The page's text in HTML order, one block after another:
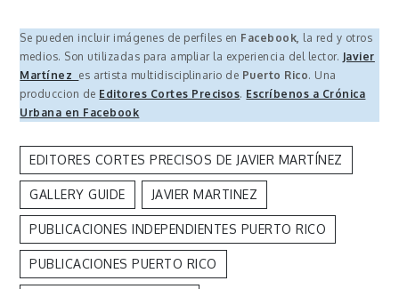
Se pueden incluir imágenes de perfiles en Facebook,
la red y otros
medios. Son utilizadas para ampliar la experiencia del lector. Javier
Martínez es artista multidisciplinario de Puerto Rico. Una
produccion de Editores Cortes Precisos. Escríbenos a Crónica
Urbana en Facebook
EDITORES CORTES PRECISOS DE JAVIER MARTÍNEZ
GALLERY GUIDE JAVIER MARTINEZ
PUBLICACIONES INDEPENDIENTES PUERTO RICO
PUBLICACIONES PUERTO RICO